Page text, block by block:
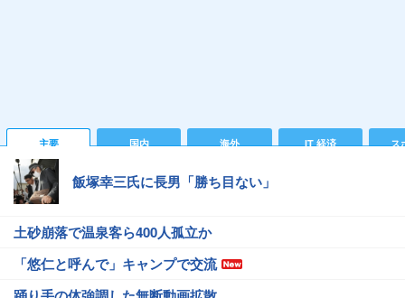
主要 国内 海外 IT 経済 ス
飯塚幸三氏に長男「勝ち目ない」
土砂崩落で温泉客ら400人孤立か
「悠仁と呼んで」キャンプで交流